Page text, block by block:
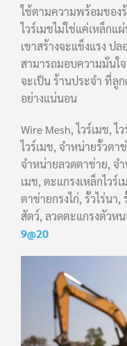
ใช้ตามความพร้อมของ
ไวร์เมชไม่ใช่แค่เหล็กแ
เขาสร้างจะแข็งแรง ป
สามารถมอบความมั่นใ
จะเป็น ร้านประจำ ที่ลู
อย่างแน่นอน
Wire Mesh, ไวร์เมช,
ไวร์เมช, จำหน่ายรั้วต
จำหน่ายลวดตาข่าย, จ
เมช, ตะแกรงเหล็กไวร์
ตาข่ายกรงไก่, รั้วไร่นา
สัตว์, ลวดตะแกรงตัวห
9@20